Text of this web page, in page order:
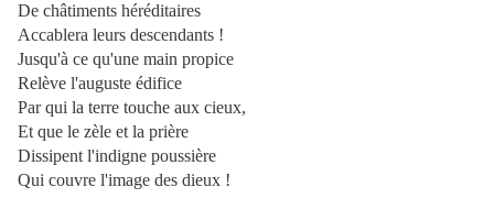
De châtiments héréditaires
Accablera leurs descendants !
Jusqu'à ce qu'une main propice
Relève l'auguste édifice
Par qui la terre touche aux cieux,
Et que le zèle et la prière
Dissipent l'indigne poussière
Qui couvre l'image des dieux !